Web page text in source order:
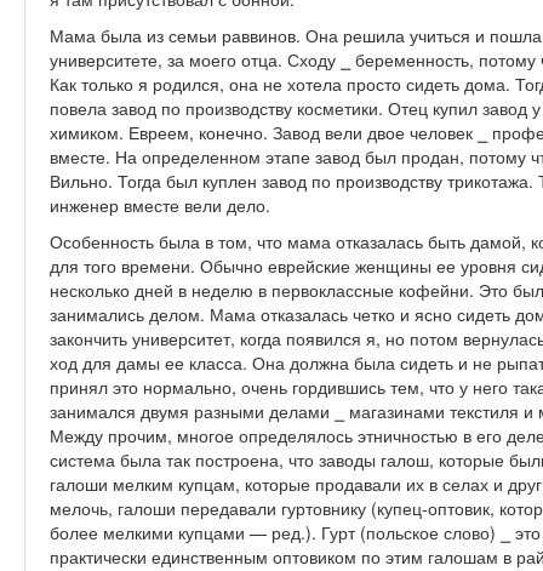
Мама была из семьи раввинов. Она решила учиться и
университете, за моего отца. Сходу ⎯ беременность,
Как только я родился, она не хотела просто сидеть дома.
повела завод по производству косметики. Отец купил
химиком. Евреем, конечно. Завод вели двое человек ⎯
вместе. На определенном этапе завод был продан, потому
Вильно. Тогда был куплен завод по производству
инженер вместе вели дело.
Особенность была в том, что мама отказалась быть дамой,
для того времени. Обычно еврейские женщины ее уровня
несколько дней в неделю в первоклассные кофейни. Это
занимались делом. Мама отказалась четко и ясно сидеть
закончить университет, когда появился я, но потом
ход для дамы ее класса. Она должна была сидеть и не
принял это нормально, очень гордившись тем, что у него
занимался двумя разными делами ⎯ магазинами текстиля
Между прочим, многое определялось этничностью в его
система была так построена, что заводы галош, которые
галоши мелким купцам, которые продавали их в селах и
мелочь, галоши передавали гуртовнику (купец-оптовик,
более мелкими купцами — ред.). Гурт (польское слово) ⎯
практически единственным оптовиком по этим галошам в